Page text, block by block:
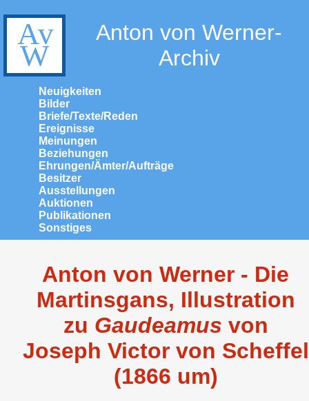
Anton von Werner-
Archiv
Neuigkeiten
Bilder
Briefe/Texte/Reden
Ereignisse
Meinungen
Beziehungen
Ehrungen/Ämter/Aufträge
Besitzer
Ausstellungen
Auktionen
Publikationen
Sonstiges
Anton von Werner - Die
Martinsgans, Illustration
zu Gaudeamus von
Joseph Victor von Scheffel
(1866 um)